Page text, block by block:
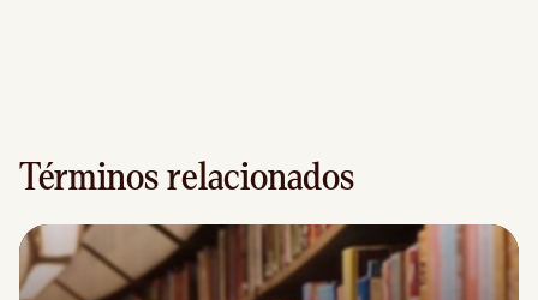
Términos relacionados